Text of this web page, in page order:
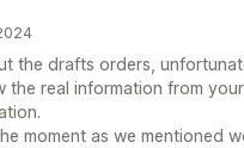
the drafts orders,
real information from
moment as we mentioned